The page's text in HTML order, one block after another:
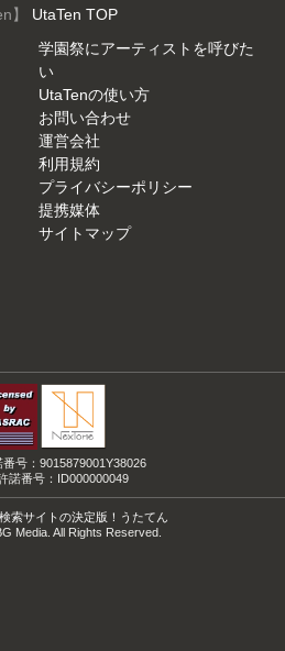
】 UtaTen TOP
学園祭にアーティストを呼びた
い
UtaTenの使い方
お問い合わせ
運営会社
利用規約
プライバシーポリシー
提携媒体
サイトマップ
号：9015879001Y38026
諾番号：ID000000049
索サイトの決定版！うたてん
Media. All Rights Reserved.